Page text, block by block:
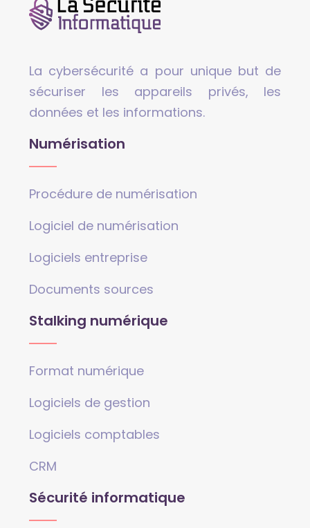
La cybersécurité a pour unique but de
sécuriser les appareils privés, les
données et les informations.
Numérisation
Procédure de numérisation
Logiciel de numérisation
Logiciels entreprise
Documents sources
Stalking numérique
Format numérique
Logiciels de gestion
Logiciels comptables
CRM
Sécurité informatique